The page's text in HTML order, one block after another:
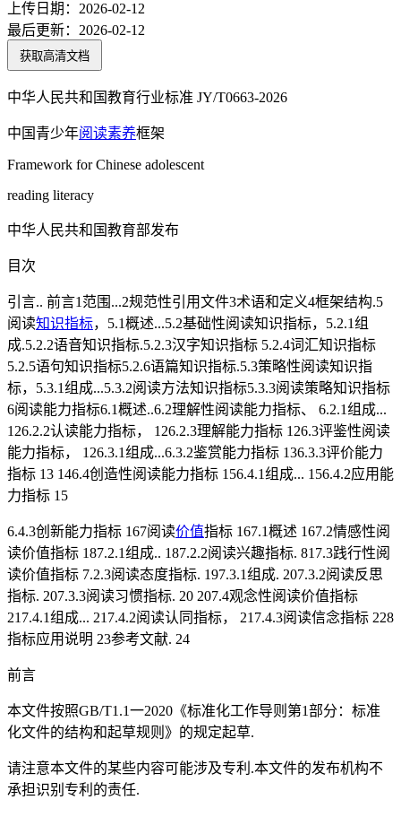
上传日期： 2026-02-12
最后更新： 2026-02-12
获取高清文档
中华人民共和国教育行业标准 JY/T0663-2026
中国青少年阅读素养框架
Framework for Chinese adolescent
reading literacy
中华人民共和国教育部发布
目次
引言.. 前言1范围...2规范性引用文件3术语和定义4框架结构.5
阅读知识指标，5.1概述...5.2基础性阅读知识指标，5.2.1组
成.5.2.2语音知识指标.5.2.3汉字知识指标 5.2.4词汇知识指标
5.2.5语句知识指标5.2.6语篇知识指标.5.3策略性阅读知识指
标，5.3.1组成...5.3.2阅读方法知识指标5.3.3阅读策略知识指标
6阅读能力指标6.1概述..6.2理解性阅读能力指标、 6.2.1组成...
126.2.2认读能力指标， 126.2.3理解能力指标 126.3评鉴性阅读
能力指标， 126.3.1组成...6.3.2鉴赏能力指标 136.3.3评价能力
指标 13 146.4创造性阅读能力指标 156.4.1组成... 156.4.2应用能
力指标 15
6.4.3创新能力指标 167阅读价值指标 167.1概述 167.2情感性阅
读价值指标 187.2.1组成.. 187.2.2阅读兴趣指标. 817.3践行性阅
读价值指标 7.2.3阅读态度指标. 197.3.1组成. 207.3.2阅读反思
指标. 207.3.3阅读习惯指标. 20 207.4观念性阅读价值指标
217.4.1组成... 217.4.2阅读认同指标， 217.4.3阅读信念指标 228
指标应用说明 23参考文献. 24
前言
本文件按照GB/T1.1一2020《标准化工作导则第1部分：标准
化文件的结构和起草规则》的规定起草.
请注意本文件的某些内容可能涉及专利.本文件的发布机构不
承担识别专利的责任.